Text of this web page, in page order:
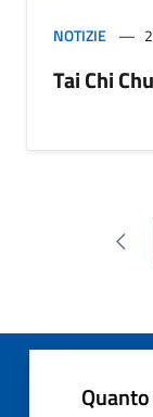
NOTIZIE
Tai Chi